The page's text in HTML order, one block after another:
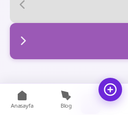
2
Anasayfa Blog